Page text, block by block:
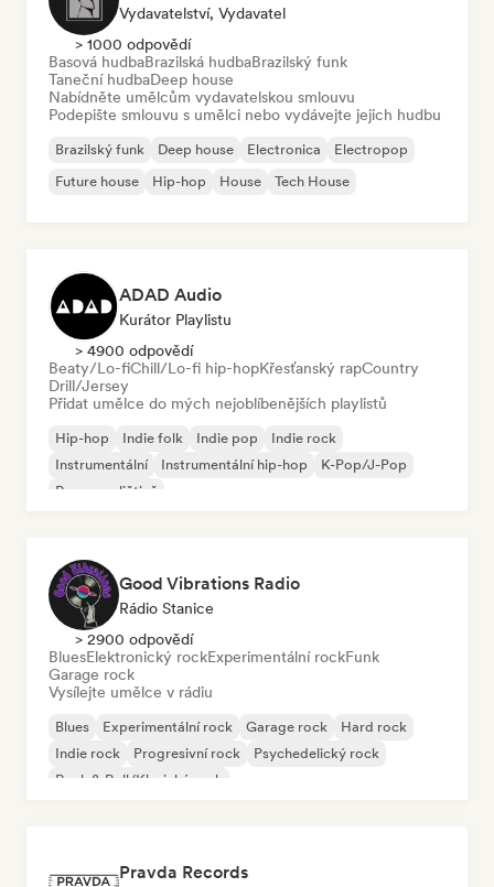
Vydavatelství, Vydavatel
> 1000 odpovědí
Basová hudbaBrazilská hudbaBrazilský funk
Taneční hudbaDeep house
Nabídněte umělcům vydavatelskou smlouvu
Podepište smlouvu s umělci nebo vydávejte jejich hudbu
Brazilský funk Deep house Electronica
Electropop
Future house
Hip-hop House Tech House
ADAD Audio
Kurátor Playlistu
> 4900 odpovědí
Beaty/Lo-fiChill/Lo-fi hip-hopKřesťanský rapCountry
Drill/Jersey
Přidat umělce do mých nejoblíbenějších playlistů
Hip-hop Indie folk Indie pop
Indie rock
Instrumentální
Instrumentální hip-hop
K-Pop/J-Pop
Rap v angličtině
Good Vibrations Radio
Rádio Stanice
> 2900 odpovědí
BluesElektronický rockExperimentální rockFunk
Garage rock
Vysílejte umělce v rádiu
Blues Experimentální rock Garage rock
Hard rock
Indie rock
Progresivní rock
Psychedelický rock
Rock & Roll/Klasický rock
Pravda Records